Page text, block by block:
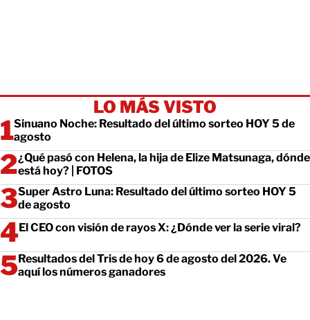
LO MÁS VISTO
Sinuano Noche: Resultado del último sorteo HOY 5 de
agosto
¿Qué pasó con Helena, la hija de Elize Matsunaga, dónde
está hoy? | FOTOS
Super Astro Luna: Resultado del último sorteo HOY 5
de agosto
El CEO con visión de rayos X: ¿Dónde ver la serie viral?
Resultados del Tris de hoy 6 de agosto del 2026. Ve
aquí los números ganadores